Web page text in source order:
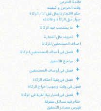
فائدة الخرص
وقت الخرص و کیفیته
حکم الاتجار بالمال قبل اداء الزکاة
جواز عزل الزکاة و فائدته
+ ما یستجب فیه الزکاة
+
تعریف مال التجارة
اصناف المستحقین للزکاة
+ فصل فی أصناف المستحقین للزکاة
+ مراجع التحقیق
+ فصل فی أوصاف المستحقین
+
فصل فی بقیة أحکام الزکاة
فصل فی وقت وجوب اخراج الزکاة
+
فصل فی اعتبار نیة القربة فی الزکاة
ختام فیه مسائل متفرقة
فهرس مصادر التحقیق